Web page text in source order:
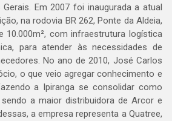
Em 2007 foi inaugurada a atual
na rodovia BR 262, Ponte da Aldeia,
10.000m², com infraestrutura logística
para atender às necessidades de
No ano de 2010, José Carlos
o que veio agregar conhecimento e
a Ipiranga se consolidar como
a maior distribuidora de Arcor e
a empresa representa a Quatree,